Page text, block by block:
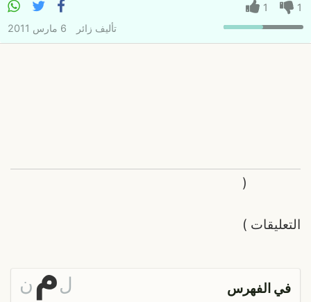
1
1
تأليف زائر 6 مارس 2011
التعليقات
(
)
في الفهرس لمن